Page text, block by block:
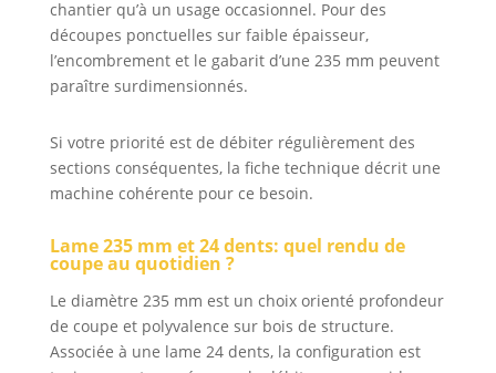
chantier qu’à un usage occasionnel. Pour des
découpes ponctuelles sur faible épaisseur,
l’encombrement et le gabarit d’une 235 mm peuvent
paraître surdimensionnés.
Si votre priorité est de débiter régulièrement des
sections conséquentes, la fiche technique décrit une
machine cohérente pour ce besoin.
Lame 235 mm et 24 dents: quel rendu de
coupe au quotidien ?
Le diamètre 235 mm est un choix orienté profondeur
de coupe et polyvalence sur bois de structure.
Associée à une lame 24 dents, la configuration est